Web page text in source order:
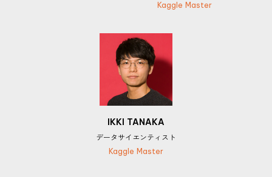
Kaggle Master
IKKI TANAKA
データサイエンティスト
Kaggle Master